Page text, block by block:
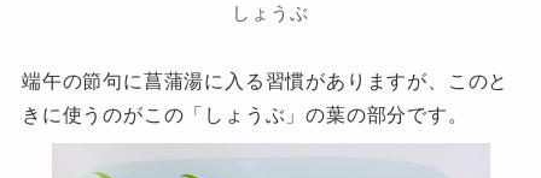
しょうぶ
端午の節句に菖蒲湯に入る習慣がありますが、このと
きに使うのがこの「しょうぶ」の葉の部分です。